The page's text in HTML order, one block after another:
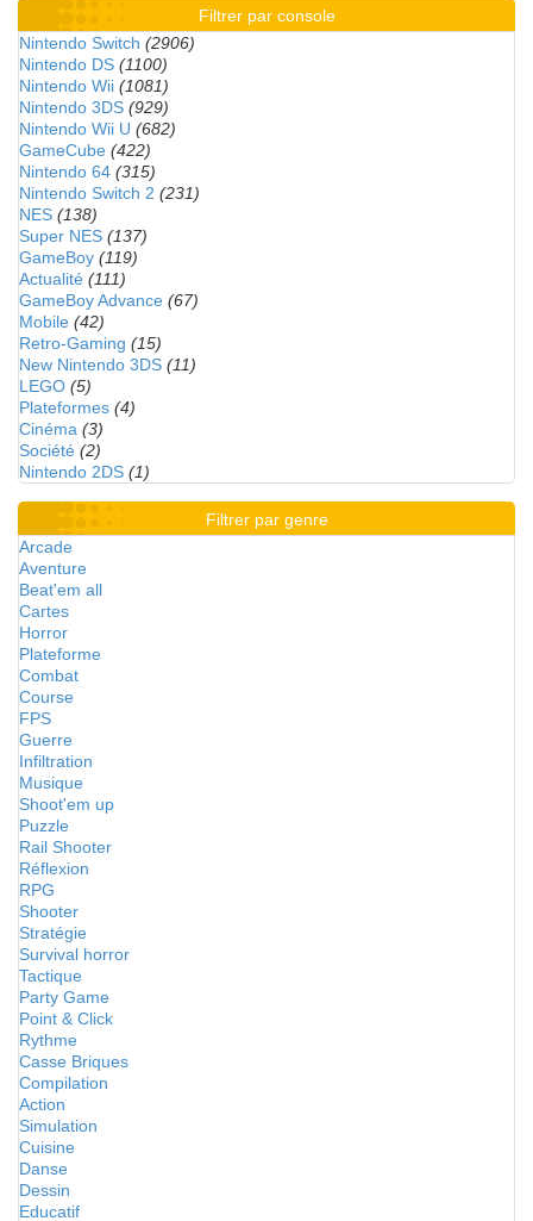
Filtrer par console
Nintendo Switch (2906)
Nintendo DS (1100)
Nintendo Wii (1081)
Nintendo 3DS (929)
Nintendo Wii U (682)
GameCube (422)
Nintendo 64 (315)
Nintendo Switch 2 (231)
NES (138)
Super NES (137)
GameBoy (119)
Actualité (111)
GameBoy Advance (67)
Mobile (42)
Retro-Gaming (15)
New Nintendo 3DS (11)
LEGO (5)
Plateformes (4)
Cinéma (3)
Société (2)
Nintendo 2DS (1)
Filtrer par genre
Arcade
Aventure
Beat'em all
Cartes
Horror
Plateforme
Combat
Course
FPS
Guerre
Infiltration
Musique
Shoot'em up
Puzzle
Rail Shooter
Réflexion
RPG
Shooter
Stratégie
Survival horror
Tactique
Party Game
Point & Click
Rythme
Casse Briques
Compilation
Action
Simulation
Cuisine
Danse
Dessin
Educatif